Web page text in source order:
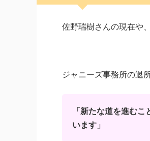
佐野瑞樹さんの現在や
ジャニーズ事務所の退
「新たな道を進む
います」